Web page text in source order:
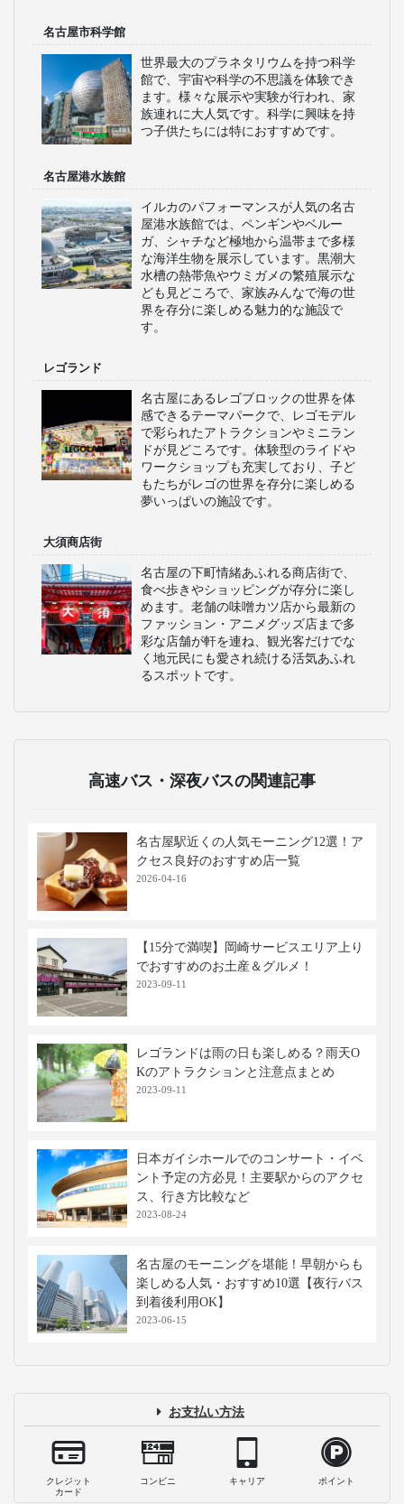
名古屋市科学館
世界最大のプラネタリウムを持つ科学
館で、宇宙や科学の不思議を体験でき
ます。様々な展示や実験が行われ、家
族連れに大人気です。科学に興味を持
つ子供たちには特におすすめです。
名古屋港水族館
イルカのパフォーマンスが人気の名古
屋港水族館では、ペンギンやベルー
ガ、シャチなど極地から温帯まで多様
な海洋生物を展示しています。黒潮大
水槽の熱帯魚やウミガメの繁殖展示な
ども見どころで、家族みんなで海の世
界を存分に楽しめる魅力的な施設で
す。
レゴランド
名古屋にあるレゴブロックの世界を体
感できるテーマパークで、レゴモデル
で彩られたアトラクションやミニラン
ドが見どころです。体験型のライドや
ワークショップも充実しており、子ど
もたちがレゴの世界を存分に楽しめる
夢いっぱいの施設です。
大須商店街
名古屋の下町情緒あふれる商店街で、
食べ歩きやショッピングが存分に楽し
めます。老舗の味噌カツ店から最新の
ファッション・アニメグッズ店まで多
彩な店舗が軒を連ね、観光客だけでな
く地元民にも愛され続ける活気あふれ
るスポットです。
高速バス・深夜バスの関連記事
名古屋駅近くの人気モーニング12選！ア
クセス良好のおすすめ店一覧
2026-04-16
【15分で満喫】岡崎サービスエリア上り
でおすすめのお土産＆グルメ！
2023-09-11
レゴランドは雨の日も楽しめる？雨天O
Kのアトラクションと注意点まとめ
2023-09-11
日本ガイシホールでのコンサート・イベ
ント予定の方必見！主要駅からのアクセ
ス、行き方比較など
2023-08-24
名古屋のモーニングを堪能！早朝からも
楽しめる人気・おすすめ10選【夜行バス
到着後利用OK】
2023-06-15
お支払い方法
クレジット
カード
コンビニ キャリア ポイント